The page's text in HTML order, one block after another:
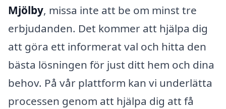
Mjölby, missa inte att be om minst tre
erbjudanden. Det kommer att hjälpa dig
att göra ett informerat val och hitta den
bästa lösningen för just ditt hem och dina
behov. På vår plattform kan vi underlätta
processen genom att hjälpa dig att få